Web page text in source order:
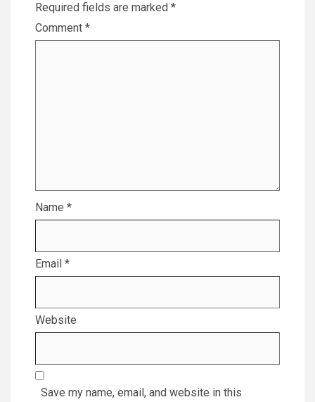
Required fields are marked *
Comment *
Name *
Email *
Website
Save my name, email, and website in this